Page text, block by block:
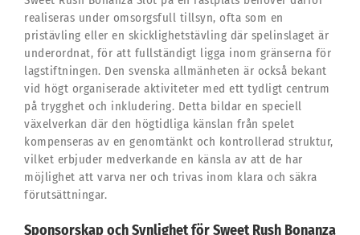
realiseras under omsorgsfull tillsyn, ofta som en
pristävling eller en skicklighetstävling där spelinslaget är
underordnat, för att fullständigt ligga inom gränserna för
lagstiftningen. Den svenska allmänheten är också bekant
vid högt organiserade aktiviteter med ett tydligt centrum
på trygghet och inkludering. Detta bildar en speciell
växelverkan där den högtidliga känslan från spelet
kompenseras av en genomtänkt och kontrollerad struktur,
vilket erbjuder medverkande en känsla av att de har
möjlighet att varva ner och trivas inom klara och säkra
förutsättningar.
Sponsorskap och Synlighet för Sweet Rush Bonanza